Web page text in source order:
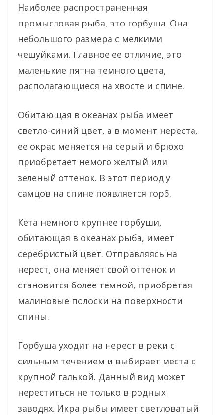
Наиболее распространенная
промысловая рыба, это горбуша. Она
небольшого размера с мелкими
чешуйками. Главное ее отличие, это
маленькие пятна темного цвета,
располагающиеся на хвосте и спине.
Обитающая в океанах рыба имеет
светло-синий цвет, а в момент нереста,
ее окрас меняется на серый и брюхо
приобретает немого желтый или
зеленый оттенок. В этот период у
самцов на спине появляется горб.
Кета немного крупнее горбуши,
обитающая в океанах рыба, имеет
серебристый цвет. Отправляясь на
нерест, она меняет свой оттенок и
становится более темной, приобретая
малиновые полоски на поверхности
спины.
Горбуша уходит на нерест в реки с
сильным течением и выбирает места с
крупной галькой. Данный вид может
нереститься не только в родных
заводях. Икра рыбы имеет светловатый